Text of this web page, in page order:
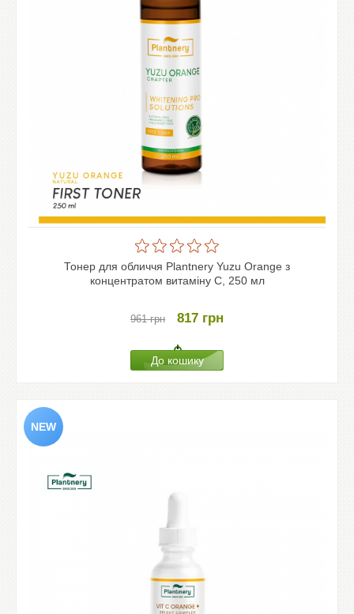
Тонер для обличчя Plantnery Yuzu Orange з
концентратом витаміну C, 250 мл
961грн 817 грн